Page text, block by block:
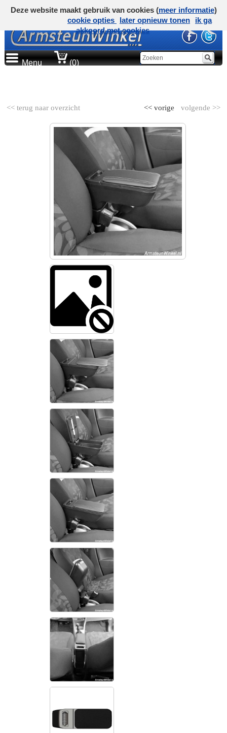
Menu (0)
<< terug naar overzicht volgende >>
<< vorige
Deze website maakt gebruik van cookies (meer informatie)
cookie opties
later opnieuw tonen
ik ga
akkoord met cookies